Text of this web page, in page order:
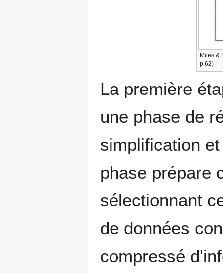
Miles &
p.62)
La première
une phase de
simplification
phase prépare
sélectionnant
de données
compressé